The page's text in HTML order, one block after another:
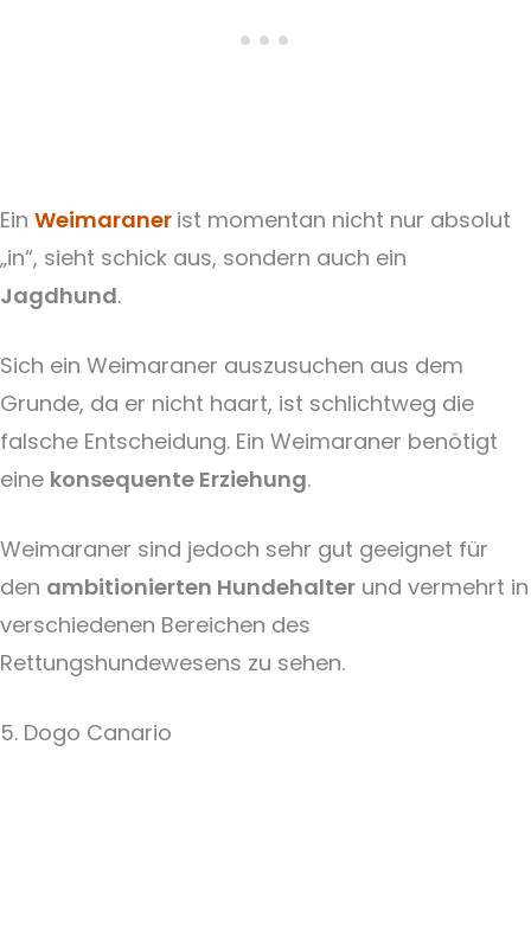
Ein Weimaraner ist momentan nicht nur absolut
„in“, sieht schick aus, sondern auch ein
Jagdhund.
Sich ein Weimaraner auszusuchen aus dem
Grunde, da er nicht haart, ist schlichtweg die
falsche Entscheidung. Ein Weimaraner benötigt
eine konsequente Erziehung.
Weimaraner sind jedoch sehr gut geeignet für
den ambitionierten Hundehalter und vermehrt in
verschiedenen Bereichen des
Rettungshundewesens zu sehen.
5. Dogo Canario